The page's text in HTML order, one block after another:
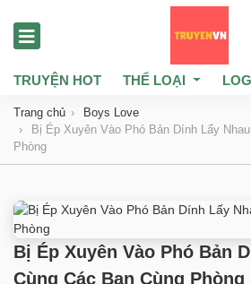
TRUYỆN HOT THỂ LOẠI
Trang chủ
Boys Love
Bị Ép Xuyên Vào Phó Bản Dính Lấy
Phòng
Bị Ép Xuyên Vào Phó Bản
Cùng Các Bạn Cùng Phòng